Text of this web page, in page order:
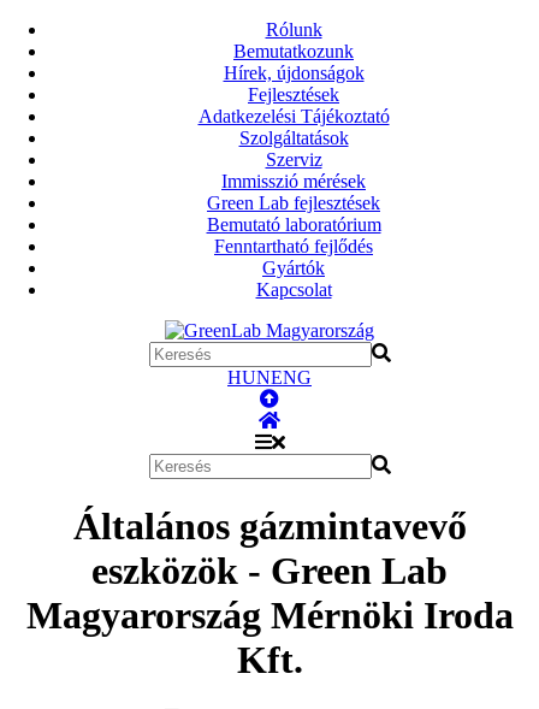
Rólunk
Bemutatkozunk
Hírek, újdonságok
Fejlesztések
Adatkezelési Tájékoztató
Szolgáltatások
Szerviz
Immisszió mérések
Green Lab fejlesztések
Bemutató laboratórium
Fenntartható fejlődés
Gyártók
Kapcsolat
HUNENG
Általános gázmintavevő
eszközök - Green Lab
Magyarország Mérnöki Iroda
Kft.